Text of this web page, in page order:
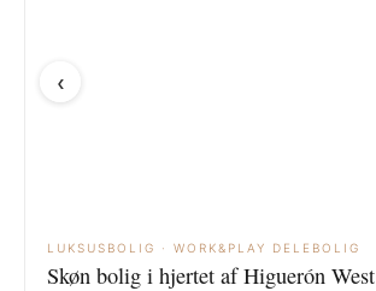
‹
LUKSUSBOLIG · WORK&PLAY DELEBOLIG
Skøn bolig i hjertet af Higuerón West